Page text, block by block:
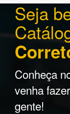
Seja
Conheça
venha
gente!